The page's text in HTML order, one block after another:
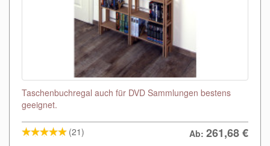
Taschenbuchregal auch für DVD Sammlungen bestens
geeignet.
(21) Ab: 261,68€